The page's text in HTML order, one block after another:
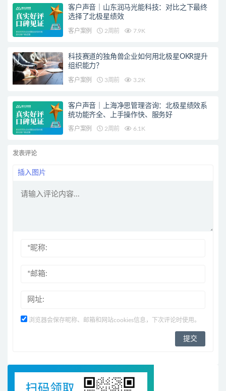
客户声音｜山东润马光能科技：对比之下最终
选择了北极星绩效
客户案例 2周前 7.9K
科技赛道的独角兽企业如何用北极星OKR提升
组织能力？
客户案例 3周前 3.2K
客户声音｜上海净思管理咨询：北极星绩效系
统功能齐全、上手操作快、服务好
客户案例 2周前 6.1K
发表评论
插入图片
浏览器会保存昵称、邮箱和网站cookies信息，下次评论时使用。